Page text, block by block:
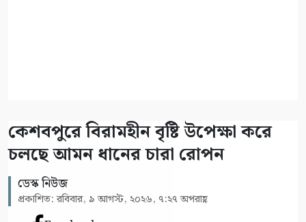
কেশবপুরে বিরামহীন বৃষ্টি উপেক্ষা করে
চলছে আমন ধানের চারা রোপন
ডেস্ক নিউজ
প্রকাশিত: রবিবার, ৯ আগস্ট, ২০২৬, ৭:২৭ অপরাহ্ণ